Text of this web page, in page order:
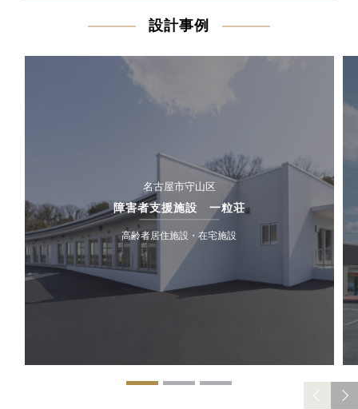
設計事例
名古屋市守山区
障害者支援施設 一粒荘
高齢者居住施設・在宅施設